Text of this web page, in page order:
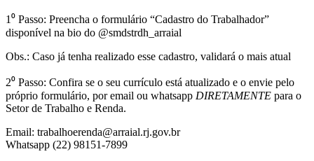
1⁰ Passo: Preencha o formulário “Cadastro do Trabalhador”
disponível na bio do @smdstrdh_arraial
Obs.: Caso já tenha realizado esse cadastro, validará o mais atual
2⁰ Passo: Confira se o seu currículo está atualizado e o envie pelo
próprio formulário, por email ou whatsapp DIRETAMENTE para o
Setor de Trabalho e Renda.
Email: trabalhoerenda@arraial.rj.gov.br
Whatsapp (22) 98151-7899